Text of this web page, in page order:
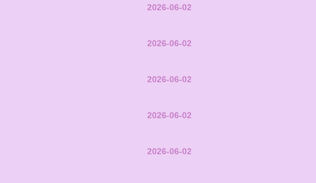
2026-06-02
2026-06-02
2026-06-02
2026-06-02
2026-06-02